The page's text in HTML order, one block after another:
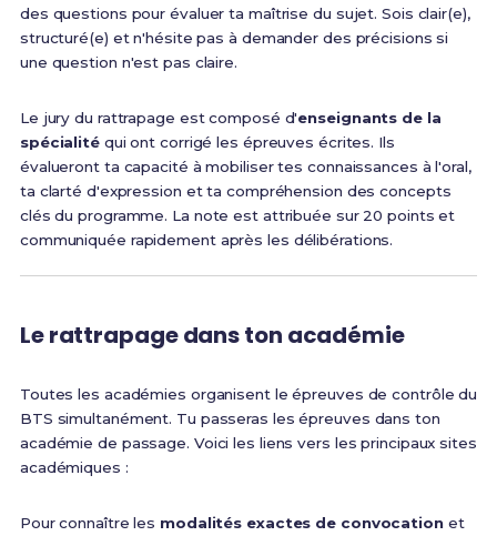
des questions pour évaluer ta maîtrise du sujet. Sois clair(e),
structuré(e) et n'hésite pas à demander des précisions si
une question n'est pas claire.
Le jury du rattrapage est composé d'enseignants de la
spécialitéqui ont corrigé les épreuves écrites. Ils
évalueront ta capacité à mobiliser tes connaissances à l'oral,
ta clarté d'expression et ta compréhension des concepts
clés du programme. La note est attribuée sur 20 points et
communiquée rapidement après les délibérations.
Le rattrapage dans ton académie
Toutes les académies organisent le épreuves de contrôle du
BTS simultanément. Tu passeras les épreuves dans ton
académie de passage. Voici les liens vers les principaux sites
académiques :
Pour connaître les modalités exactes de convocationet